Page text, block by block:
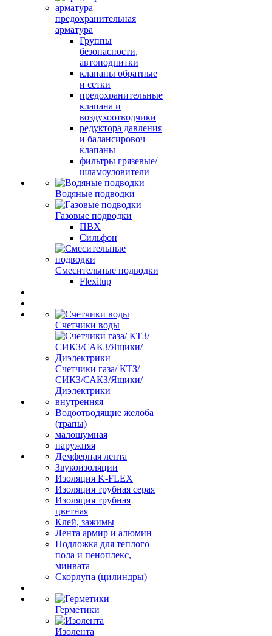
предохранительная
арматура
Группы
безопасности,
автоподпитки
клапаны обратные
и сетки
предохранительные
клапана и
воздухоотводчики
редуктора давления
и балансировоч
клапаны
фильтры грязевые/
шламоуловители
Водяные подводки
Газовые подводки
ПВХ
Сильфон
Смесительные подводки
Flexitup
Счетчики воды
Счетчики газа/ КТЗ/
СИКЗ/САКЗ/Ящики/
Диэлектрики
внутренняя
Водоотводящие желоба
(трапы)
малошумная
наружняя
Демферная лента
Звукоизоляции
Изоляция K-FLEX
Изоляция трубная серая
Изоляция трубная
цветная
Клей, зажимы
Лента армир и алюмин
Подложка для теплого
пола и пеноплекс,
минвата
Скорлупа (цилиндры)
Герметики
Изолента